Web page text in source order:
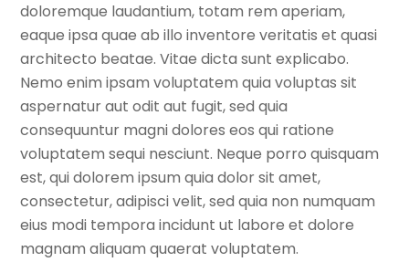
doloremque laudantium, totam rem aperiam,
eaque ipsa quae ab illo inventore veritatis et quasi
architecto beatae. Vitae dicta sunt explicabo.
Nemo enim ipsam voluptatem quia voluptas sit
aspernatur aut odit aut fugit, sed quia
consequuntur magni dolores eos qui ratione
voluptatem sequi nesciunt. Neque porro quisquam
est, qui dolorem ipsum quia dolor sit amet,
consectetur, adipisci velit, sed quia non numquam
eius modi tempora incidunt ut labore et dolore
magnam aliquam quaerat voluptatem.